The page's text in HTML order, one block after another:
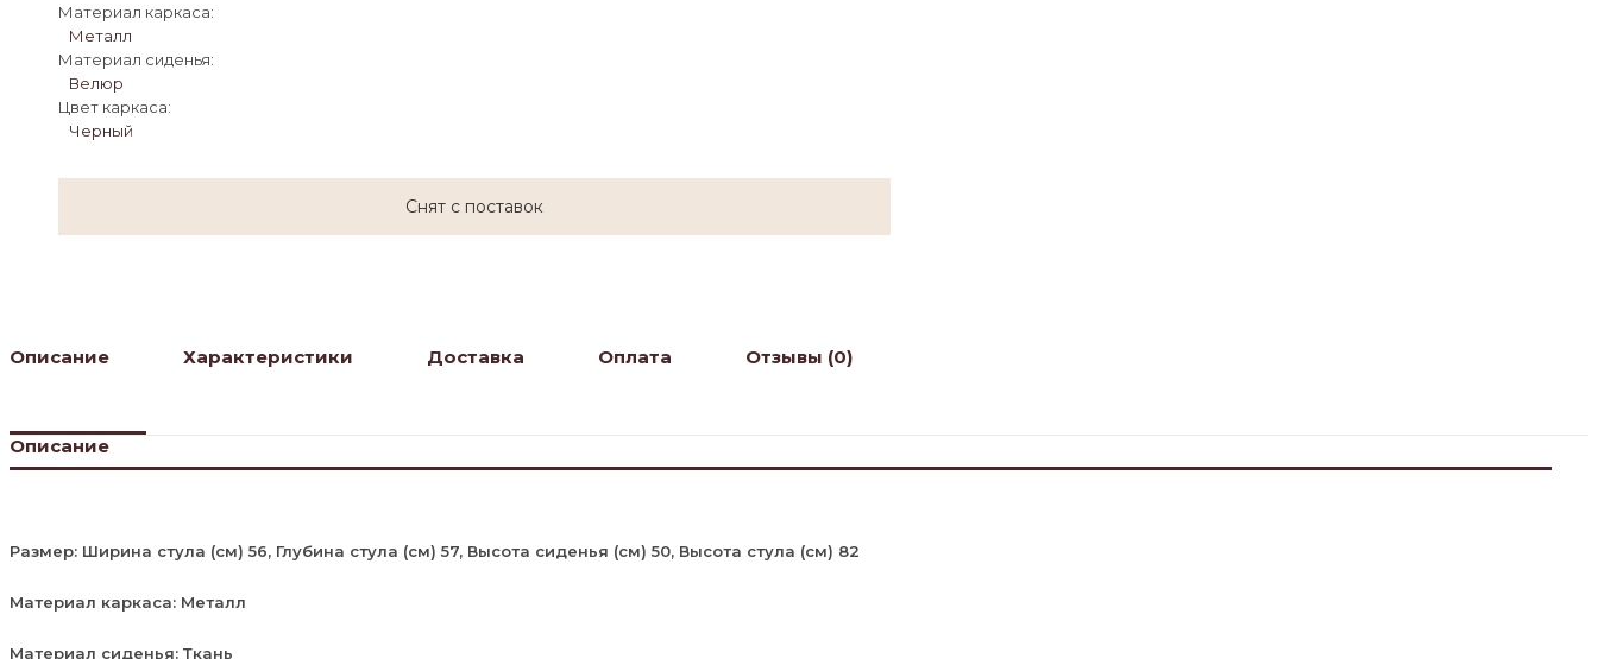
Материал каркаса:
Металл
Материал сиденья:
Велюр
Цвет каркаса:
Черный
Снят с поставок
Описание Характеристики Доставка Оплата Отзывы (0)
Описание
Размер: Ширина стула (см) 56, Глубина стула (см) 57, Высота сиденья (см) 50, Высота стула (см) 82
Материал каркаса: Металл
Материал сиденья: Ткань